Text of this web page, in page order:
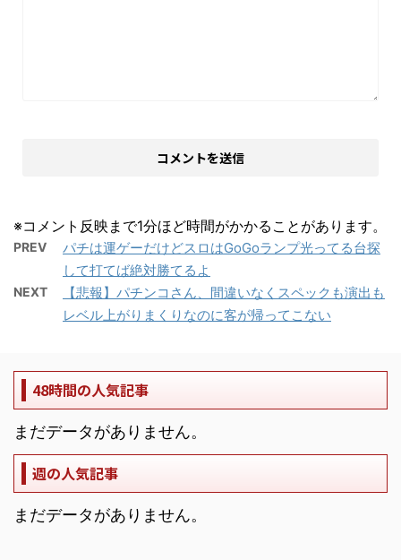
※コメント反映まで1分ほど時間がかかることがあります。
PREV
パチは運ゲーだけどスロはGoGoランプ光ってる台探
して打てば絶対勝てるよ
NEXT
【悲報】パチンコさん、間違いなくスペックも演出も
レベル上がりまくりなのに客が帰ってこない
48時間の人気記事
まだデータがありません。
週の人気記事
まだデータがありません。